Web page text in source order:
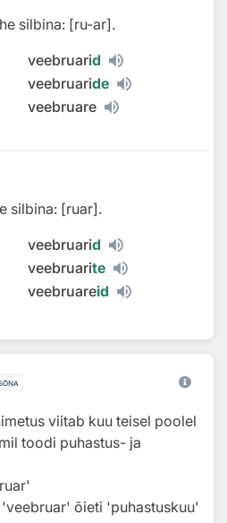
silbina: [ru-ar].
veebruarid
veebruaride
veebruare
silbina: [ruar].
veebruarid
veebruarite
veebruareid
viitab kuu teisel poolel
toodi puhastus- ja
'veebruar' õieti 'puhastuskuu'